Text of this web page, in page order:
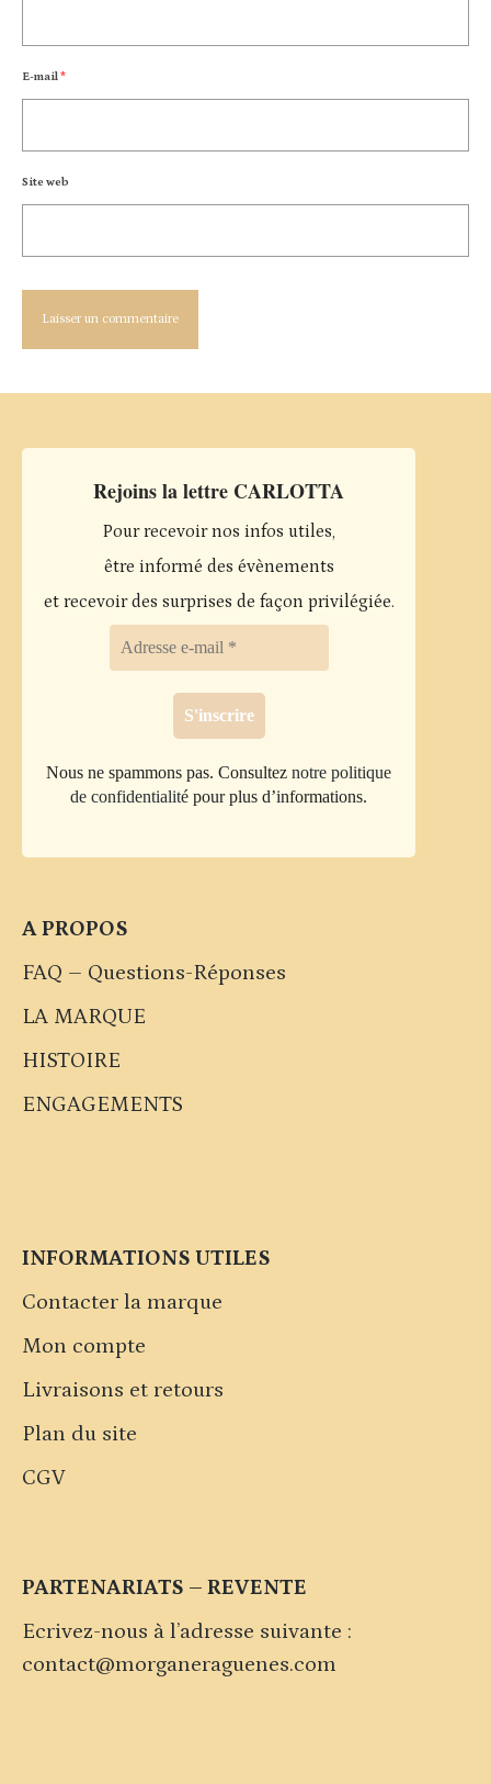
E-mail*
Site web
Rejoins la lettre CARLOTTA
Pour recevoir nos infos utiles,
être informé des évènements
et recevoir des surprises de façon privilégiée.
Nous ne spammons pas. Consulteznotre politique
de confidentialité pour plus d’informations.
A PROPOS
FAQ – Questions-Réponses
LA MARQUE
HISTOIRE
ENGAGEMENTS
INFORMATIONS UTILES
Contacter la marque
Mon compte
Livraisons et retours
Plan du site
CGV
PARTENARIATS – REVENTE
Ecrivez-nous à l’adresse suivante :
contact@morganeraguenes.com